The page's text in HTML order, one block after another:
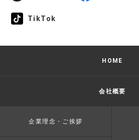
TikTok
HOME
会社概要
企業理念・ご挨拶